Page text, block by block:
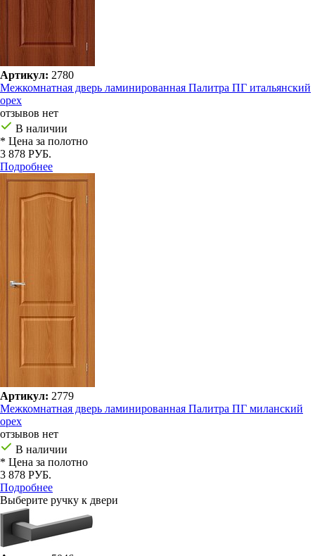
Артикул: 2780
Межкомнатная дверь ламинированная Палитра ПГ итальянский
орех
отзывов нет
В наличии
* Цена за полотно
3 878 РУБ.
Подробнее
Артикул: 2779
Межкомнатная дверь ламинированная Палитра ПГ миланский
орех
отзывов нет
В наличии
* Цена за полотно
3 878 РУБ.
Подробнее
Выберите ручку к двери